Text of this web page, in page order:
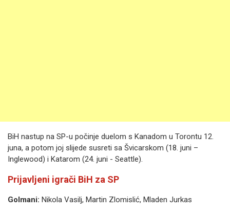
BiH nastup na SP-u počinje duelom s Kanadom u Torontu 12.
juna, a potom joj slijede susreti sa Švicarskom (18. juni –
Inglewood) i Katarom (24. juni - Seattle).
Prijavljeni igrači BiH za SP
Golmani: Nikola Vasilj, Martin Zlomislić, Mladen Jurkas